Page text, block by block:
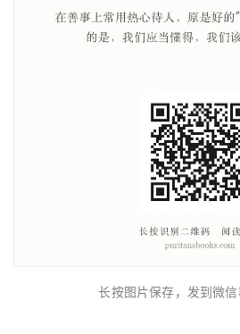
长按图片保存，发到微信